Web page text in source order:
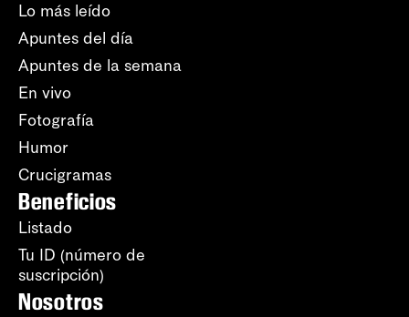
Lo más leído
Apuntes del día
Apuntes de la semana
En vivo
Fotografía
Humor
Crucigramas
Beneficios
Listado
Tu ID (número de
suscripción)
Nosotros